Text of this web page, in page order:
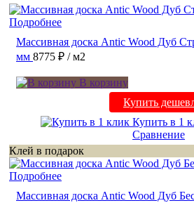
Подробнее
Массивная доска Antic Wood Дуб
мм 8775 ₽ / м2
В корзину
Купить
Купить в 1
Сравнение
Клей в подарок
Подробнее
Массивная доска Antic Wood Дуб